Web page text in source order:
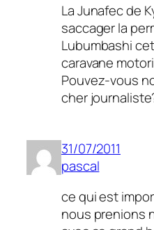
La Junafec de
saccager la
Lubumbashi
caravane
Pouvez-vous
cher
31/07/2011
pascal
ce qui est
nous prenions